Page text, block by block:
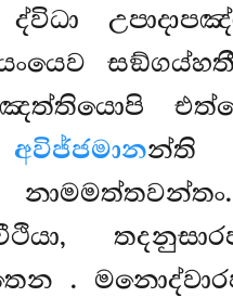
අවිජ්ජමානන්ති
.